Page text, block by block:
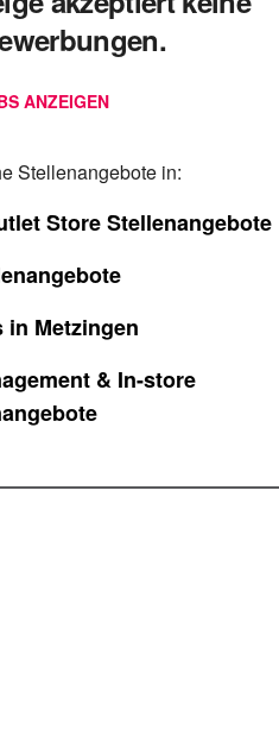
ANZEIGEN
Stellenangebote in:
Store Stellenangebote
in Metzingen
& In-store